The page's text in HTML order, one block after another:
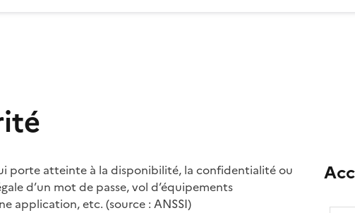
porte atteinte à la disponibilité, la confidentialité ou
d’un mot de passe, vol d’équipements
application, etc. (source : ANSSI)